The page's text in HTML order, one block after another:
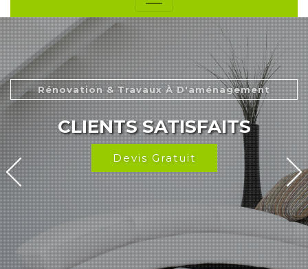
Rénovation & Travaux À D'aménagement
CLIENTS SATISFAITS
Devis Gratuit